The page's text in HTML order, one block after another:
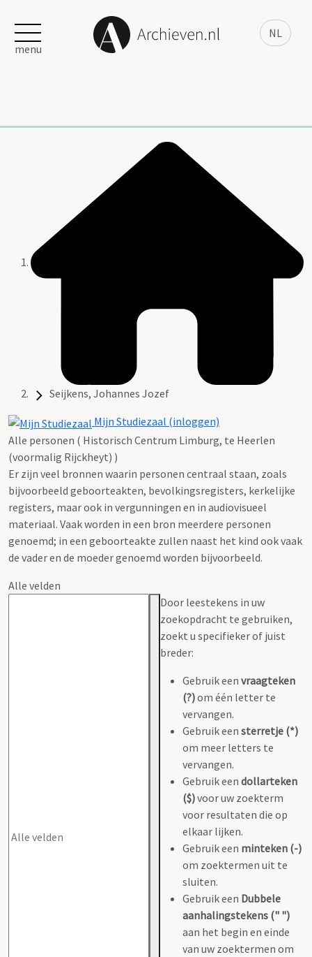
NL
menu
Seijkens, Johannes Jozef
Mijn Studiezaal (inloggen)
Alle personen ( Historisch Centrum Limburg, te Heerlen
(voormalig Rijckheyt) )
Er zijn veel bronnen waarin personen centraal staan, zoals
bijvoorbeeld geboorteakten, bevolkingsregisters, kerkelijke
registers, maar ook in vergunningen en in audiovisueel
materiaal. Vaak worden in een bron meerdere personen
genoemd; in een geboorteakte zullen naast het kind ook vaak
de vader en de moeder genoemd worden bijvoorbeeld.
Alle velden
Door leestekens in uw
zoekopdracht te gebruiken,
zoekt u specifieker of juist
breder:
Gebruik een vraagteken
(?)om één letter te
vervangen.
Gebruik een sterretje (*)
om meer letters te
vervangen.
Gebruik een dollarteken
($)voor uw zoekterm
voor resultaten die op
elkaar lijken.
Gebruik een minteken (-)
om zoektermen uit te
sluiten.
Gebruik een Dubbele
aanhalingstekens (" ")
aan het begin en einde
van uw zoektermen om